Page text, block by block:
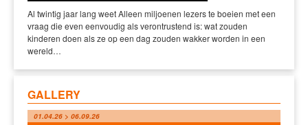
Al twintig jaar lang weet Alleen miljoenen lezers te boeien met een
vraag die even eenvoudig als verontrustend is: wat zouden
kinderen doen als ze op een dag zouden wakker worden in een
wereld…
GALLERY
01.04.26 > 06.09.26